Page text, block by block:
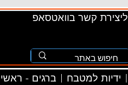
ליצירת קשר בוואטסאפ
ברגים - ראשי ידיות למטבח